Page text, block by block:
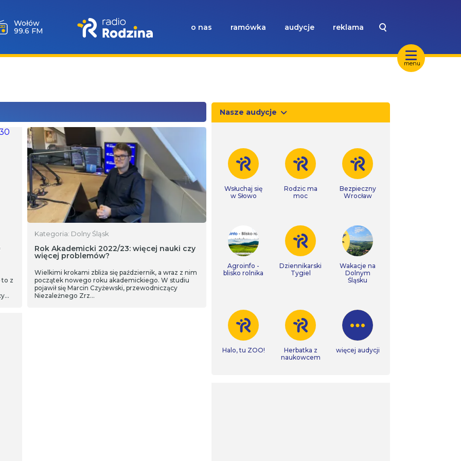
menu
Wołów
99.6 FM
o nas ramówka audycje reklama
to z
Kategoria: Dolny Śląsk
Rok Akademicki 2022/23: więcej nauki czy
więcej problemów?
Wielkimi krokami zbliża się październik, a wraz z nim
początek nowego roku akademickiego. W studiu
pojawił się Marcin Czyżewski, przewodniczący
Niezależnego Zrz…
Nasze audycje
Wsłuchaj się
w Słowo
Rodzic ma
moc
Bezpieczny
Wrocław
Agroinfo -
blisko rolnika
Dziennikarski
Tygiel
Wakacje na
Dolnym
Śląsku
Halo, tu ZOO!
Herbatka z
naukowcem
więcej audycji